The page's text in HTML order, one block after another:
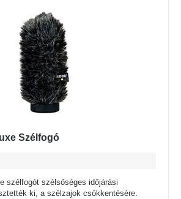
Szélfogó
szélfogót szélsőséges időjárási
ki, a szélzajok csökkentésére.